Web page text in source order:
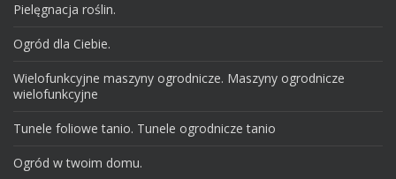
Pielęgnacja roślin.
Ogród dla Ciebie.
Wielofunkcyjne maszyny ogrodnicze. Maszyny ogrodnicze
wielofunkcyjne
Tunele foliowe tanio. Tunele ogrodnicze tanio
Ogród w twoim domu.